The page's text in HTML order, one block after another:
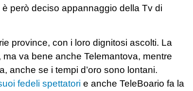
però deciso appannaggio della Tv di
province, con i loro dignitosi ascolti. La
va bene anche Telemantova, mentre
anche se i tempi d’oro sono lontani.
fedeli spettatori e anche TeleBoario fa la